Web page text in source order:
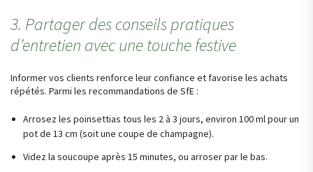
3. Partager des conseils pratiques
d’entretien avec une touche festive
Informer vos clients renforce leur confiance et favorise les achats
répétés. Parmi les recommandations de SfE :
Arrosez les poinsettias tous les 2 à 3 jours, environ 100 ml pour un
pot de 13 cm (soit une coupe de champagne).
Videz la soucoupe après 15 minutes, ou arroser par le bas.